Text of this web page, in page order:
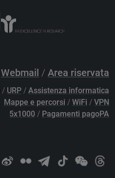
Webmail / Area riservata
/ URP / Assistenza informatica
Mappe e percorsi / WiFi / VPN
5x1000 / Pagamenti pagoPA